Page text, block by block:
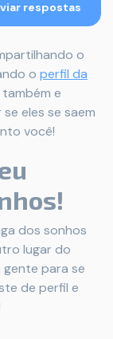
respostas
o
o perfil da
e
eles se saem
você!
dos sonhos
lugar do
para se
de perfil e